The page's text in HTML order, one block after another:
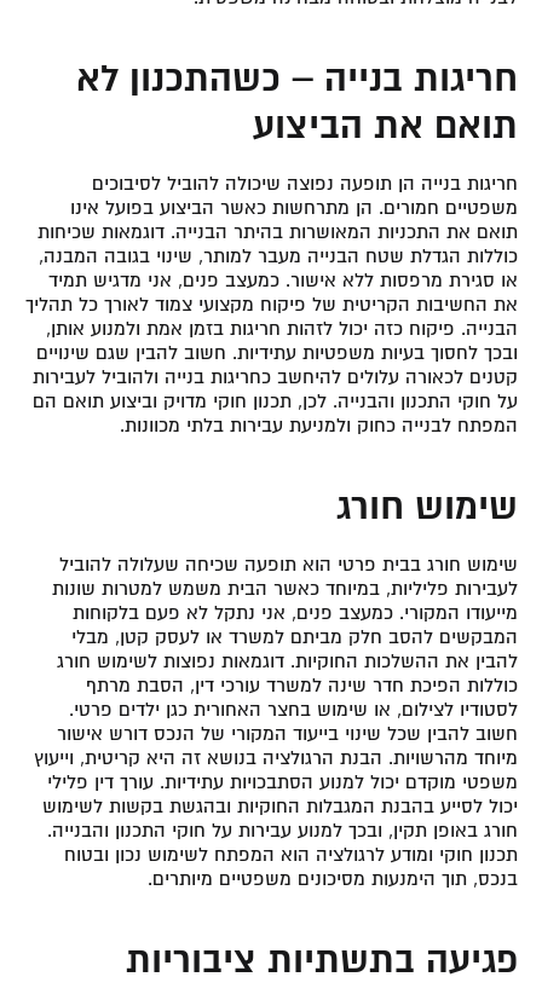
חריגות בנייה – כשהתכנון לא
תואם את הביצוע
חריגות בנייה הן תופעה נפוצה שיכולה להוביל לסיבוכים
משפטיים חמורים. הן מתרחשות כאשר הביצוע בפועל אינו
תואם את התכניות המאושרות בהיתר הבנייה. דוגמאות שכיחות
כוללות הגדלת שטח הבנייה מעבר למותר, שינוי בגובה המבנה,
או סגירת מרפסות ללא אישור. כמעצב פנים, אני מדגיש תמיד
את החשיבות הקריטית של פיקוח מקצועי צמוד לאורך כל תהליך
הבנייה. פיקוח כזה יכול לזהות חריגות בזמן אמת ולמנוע אותן,
ובכך לחסוך בעיות משפטיות עתידיות. חשוב להבין שגם שינויים
קטנים לכאורה עלולים להיחשב כחריגות בנייה ולהוביל לעבירות
על חוקי התכנון והבנייה. לכן, תכנון חוקי מדויק וביצוע תואם הם
המפתח לבנייה כחוק ולמניעת עבירות בלתי מכוונות.
שימוש חורג
שימוש חורג בבית פרטי הוא תופעה שכיחה שעלולה להוביל
לעבירות פליליות, במיוחד כאשר הבית משמש למטרות שונות
מייעודו המקורי. כמעצב פנים, אני נתקל לא פעם בלקוחות
המבקשים להסב חלק מביתם למשרד או לעסק קטן, מבלי
להבין את ההשלכות החוקיות. דוגמאות נפוצות לשימוש חורג
כוללות הפיכת חדר שינה למשרד עורכי דין, הסבת מרתף
לסטודיו לצילום, או שימוש בחצר האחורית כגן ילדים פרטי.
חשוב להבין שכל שינוי בייעוד המקורי של הנכס דורש אישור
מיוחד מהרשויות. הבנת הרגולציה בנושא זה היא קריטית, וייעוץ
משפטי מוקדם יכול למנוע הסתבכויות עתידיות. עורך דין פלילי
יכול לסייע בהבנת המגבלות החוקיות ובהגשת בקשות לשימוש
חורג באופן תקין, ובכך למנוע עבירות על חוקי התכנון והבנייה.
תכנון חוקי ומודע לרגולציה הוא המפתח לשימוש נכון ובטוח
בנכס, תוך הימנעות מסיכונים משפטיים מיותרים.
פגיעה בתשתיות ציבוריות